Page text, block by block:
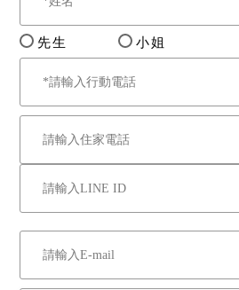
先生 小姐